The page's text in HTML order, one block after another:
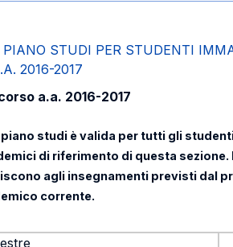
PIANO STUDI PER STUDENTI
2016-2017
a.a. 2016-2017
studi è valida per tutti gli
di riferimento di questa sezione.
agli insegnamenti previsti dal
corrente.